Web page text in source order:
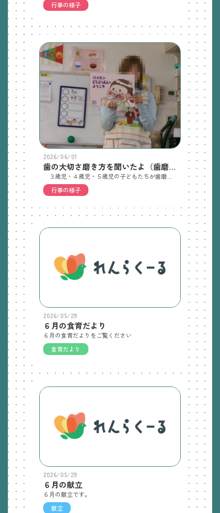
行事の様子
2026/06/01
歯の大切さ磨き方を聞いたよ（歯磨き指導）
３歳児・４歳児・５歳児の子どもたちが歯磨き指導に参加しました。最初に紙芝居で歯磨きの大切さの話を聞きました。その後は、大きな歯ブラシと歯の模型を使って、歯ブラシの持ち方や磨く順番なども聞きました。実際に口を大きく開けたり、❛いー❜としたりして歯ブラシを動かす練習もしてみました！最後まで真剣な表情で話を聞いていた子どもたちでした。
行事の様子
2026/05/29
６月の食育だより
６月の食育だよりをご覧ください
食育だより
2026/05/29
６月の献立
６月の献立です。
献立